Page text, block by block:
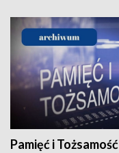
Pamięć i Tożsamość